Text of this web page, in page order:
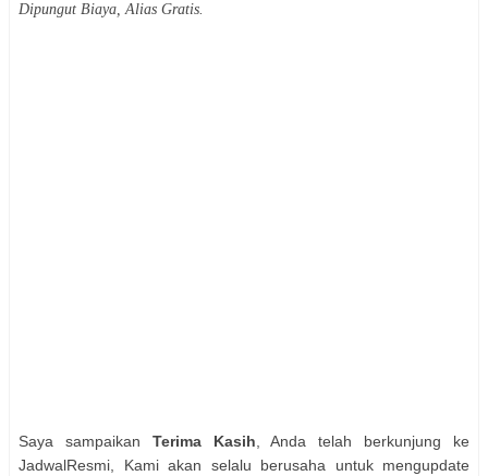
Dipungut Biaya, Alias Gratis.
Saya sampaikan Terima Kasih , Anda telah berkunjung ke
JadwalResmi, Kami akan selalu berusaha untuk mengupdate